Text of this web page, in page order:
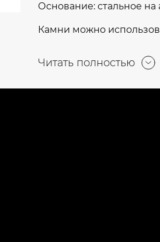
Основание: стальное
Камни можно
Читать полностью